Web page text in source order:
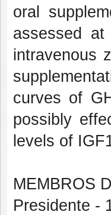
oral
assessed
intravenous
curves of
possibly
levels of
MEMBROS
Presidente -